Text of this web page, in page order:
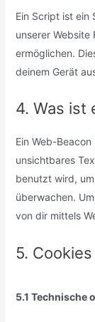
Ein Script ist ein
unserer
ermöglichen.
deinem Gerät
4. Was ist
Ein Web-
unsichtbares
benutzt wird,
überwachen.
von dir mittels
5. Cookies
5.1 Technische